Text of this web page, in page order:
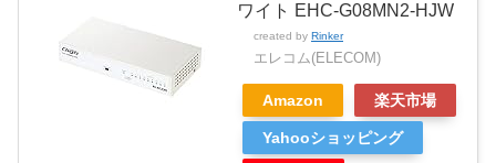
ワイト EHC-G08MN2-HJW
created by Rinker
エレコム(ELECOM)
Amazon 楽天市場
Yahooショッピング